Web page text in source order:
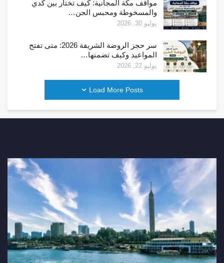
مواقف مكة المجانية: كيف تختار بين كدي
والمسخوطة ومحبس الجن…
يوليو 30, 2026
سر حجز الروضة الشريفة 2026: متى تفتح
المواعيد وكيف تضمنها…
يوليو 22, 2026
Load More Posts